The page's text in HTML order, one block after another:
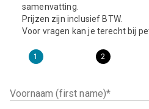
samenvatting.
Prijzen zijn inclusief BTW.
Voor vragen kan je terecht bij
1 2
Voornaam (first name)